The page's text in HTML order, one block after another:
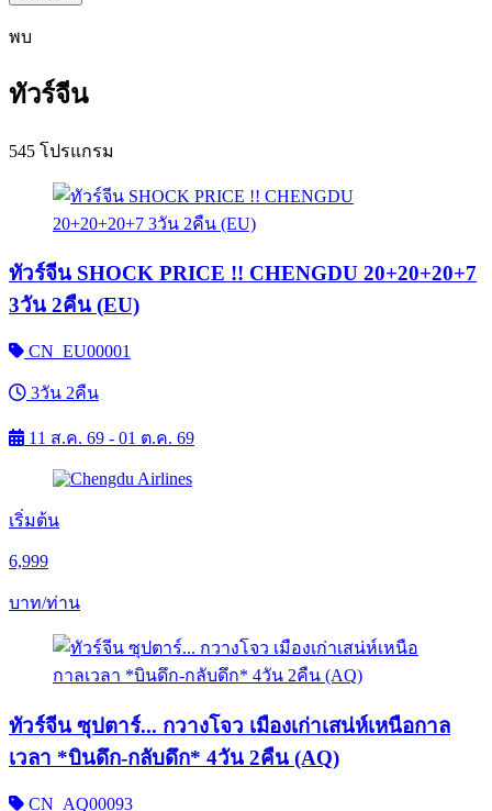
พบ
ทัวร์จีน
545 โปรแกรม
ทัวร์จีน SHOCK PRICE !! CHENGDU 20+20+20+7
3วัน 2คืน (EU)
CN_EU00001
3วัน 2คืน
11 ส.ค. 69 - 01 ต.ค. 69
เริ่มต้น
6,999
บาท/ท่าน
ทัวร์จีน ซุปตาร์... กวางโจว เมืองเก่าเสน่ห์เหนือกาล
เวลา *บินดึก-กลับดึก* 4วัน 2คืน (AQ)
CN_AQ00093